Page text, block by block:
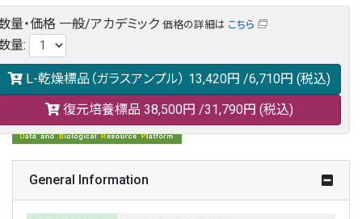
NBRC 15054の情報や関連データは以下のバナー(DBRP)か
らご覧ください。
日本語での検索も可能です。
量・価格 一般/アカデミック 価格の詳細は こちら
量:
L-乾燥標品（ガラスアンプル） 13,420円 /6,710円 (税込)
復元培養標品 38,500円 /31,790円 (税込)
General Information